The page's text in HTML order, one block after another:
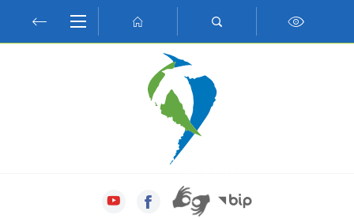
Przejdź do wyszukiwarki.
Przejdź do ustawień wielkości czcionki.
Włącz wersję kontrastową strony.